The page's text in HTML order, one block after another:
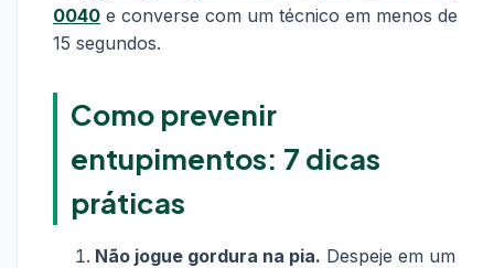
0040 e converse com um técnico em menos de
15 segundos.
Como prevenir
entupimentos: 7 dicas
práticas
Não jogue gordura na pia. Despeje em um